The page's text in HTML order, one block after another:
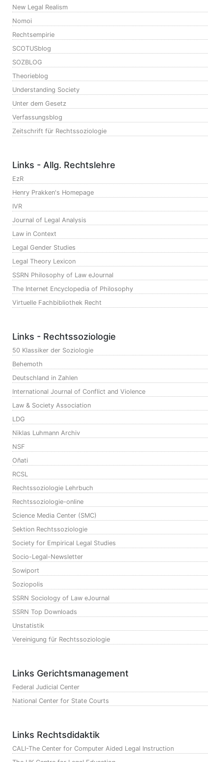
New Legal Realism
Nomoi
Rechtsempirie
SCOTUSblog
SOZBLOG
Theorieblog
Understanding Society
Unter dem Gesetz
Verfassungsblog
Zeitschrift für Rechtssoziologie
Links - Allg. Rechtslehre
EzR
Henry Prakken's Homepage
IVR
Journal of Legal Analysis
Law in Context
Legal Gender Studies
Legal Theory Lexicon
SSRN Philosophy of Law eJournal
The Internet Encyclopedia of Philosophy
Virtuelle Fachbibliothek Recht
Links - Rechtssoziologie
50 Klassiker der Soziologie
Behemoth
Deutschland in Zahlen
International Journal of Conflict and Violence
Law & Society Association
LDG
Niklas Luhmann Archiv
NSF
Oñati
RCSL
Rechtssoziologie Lehrbuch
Rechtssoziologie-online
Science Media Center (SMC)
Sektion Rechtssoziologie
Society for Empirical Legal Studies
Socio-Legal-Newsletter
Sowiport
Soziopolis
SSRN Sociology of Law eJournal
SSRN Top Downloads
Unstatistik
Vereinigung für Rechtssoziologie
Links Gerichtsmanagement
Federal Judicial Center
National Center for State Courts
Links Rechtsdidaktik
CALI-The Center for Computer Aided Legal Instruction